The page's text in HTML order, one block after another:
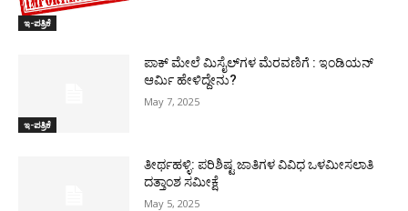
ಇ-ಪತ್ರಿಕೆ
ಇ-ಪತ್ರಿಕೆ
ಪಾಕ್​ ಮೇಲೆ ಮಿಸೈಲ್​ಗಳ ಮೆರವಣಿಗೆ : ಇಂಡಿಯನ್
ಆರ್ಮಿ ಹೇಳಿದ್ದೇನು?
May 7, 2025
ತೀರ್ಥಹಳ್ಳಿ: ಪರಿಶಿಷ್ಟ ಜಾತಿಗಳ ವಿವಿಧ ಒಳಮೀಸಲಾತಿ
ದತ್ತಾಂಶ ಸಮೀಕ್ಷೆ
May 5, 2025